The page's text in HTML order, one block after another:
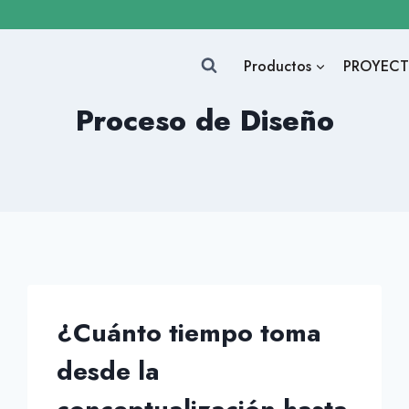
Productos
Proceso de Diseño
¿Cuánto tiempo toma
desde la